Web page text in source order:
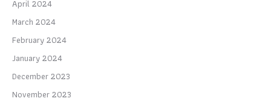
April 2024
March 2024
February 2024
January 2024
December 2023
November 2023